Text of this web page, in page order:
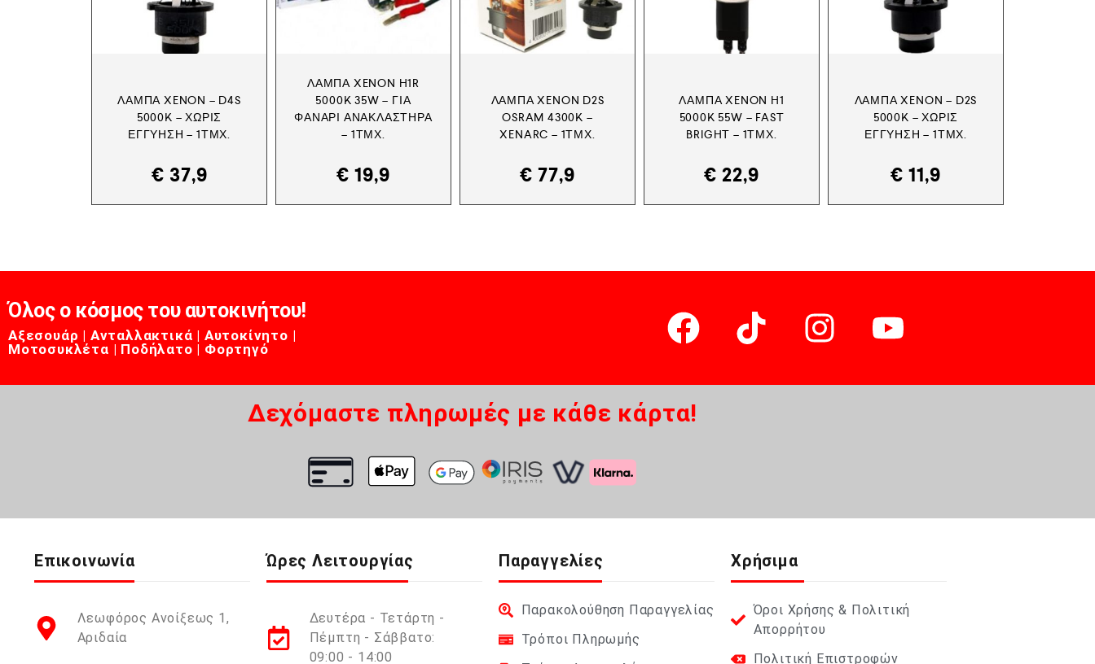
ΛΆΜΠΑ XENON – D4S
5000K – ΧΩΡΊΣ
ΕΓΓΎΗΣΗ – 1ΤΜΧ.
€ 37,9
ΛΆΜΠΑ XENON H1R
5000K 35W – ΓΙΑ
ΦΑΝΆΡΙ ΑΝΑΚΛΑΣΤΉΡΑ
– 1ΤΜΧ.
€ 19,9
ΛΆΜΠΑ XENON D2S
OSRAM 4300K –
XENARC – 1ΤΜΧ.
€ 77,9
ΛΆΜΠΑ XENON H1
5000K 55W – FAST
BRIGHT – 1ΤΜΧ.
€ 22,9
ΛΆΜΠΑ XENON – D2S
5000K – ΧΩΡΊΣ
ΕΓΓΎΗΣΗ – 1ΤΜΧ.
€ 11,9
Όλος ο κόσμος του αυτοκινήτου!
Αξεσουάρ | Ανταλλακτικά | Αυτοκίνητο |
Μοτοσυκλέτα | Ποδήλατο | Φορτηγό
Δεχόμαστε πληρωμές με κάθε κάρτα!
Επικοινωνία
Λεωφόρος Ανοίξεως 1,
Αριδαία
Ώρες Λειτουργίας
Δευτέρα - Τετάρτη -
Πέμπτη - Σάββατο:
09:00 - 14:00
Παραγγελίες
Παρακολούθηση Παραγγελίας
Τρόποι Πληρωμής
Χρήσιμα
Όροι Χρήσης & Πολιτική
Απορρήτου
Πολιτική Επιστροφών